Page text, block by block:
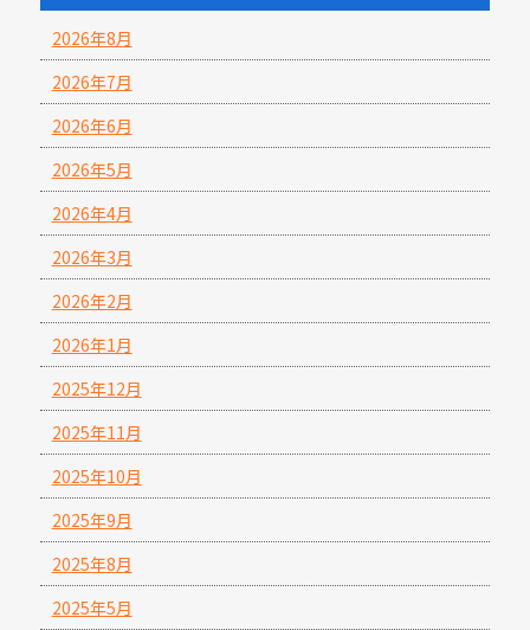
2026年8月
2026年7月
2026年6月
2026年5月
2026年4月
2026年3月
2026年2月
2026年1月
2025年12月
2025年11月
2025年10月
2025年9月
2025年8月
2025年5月